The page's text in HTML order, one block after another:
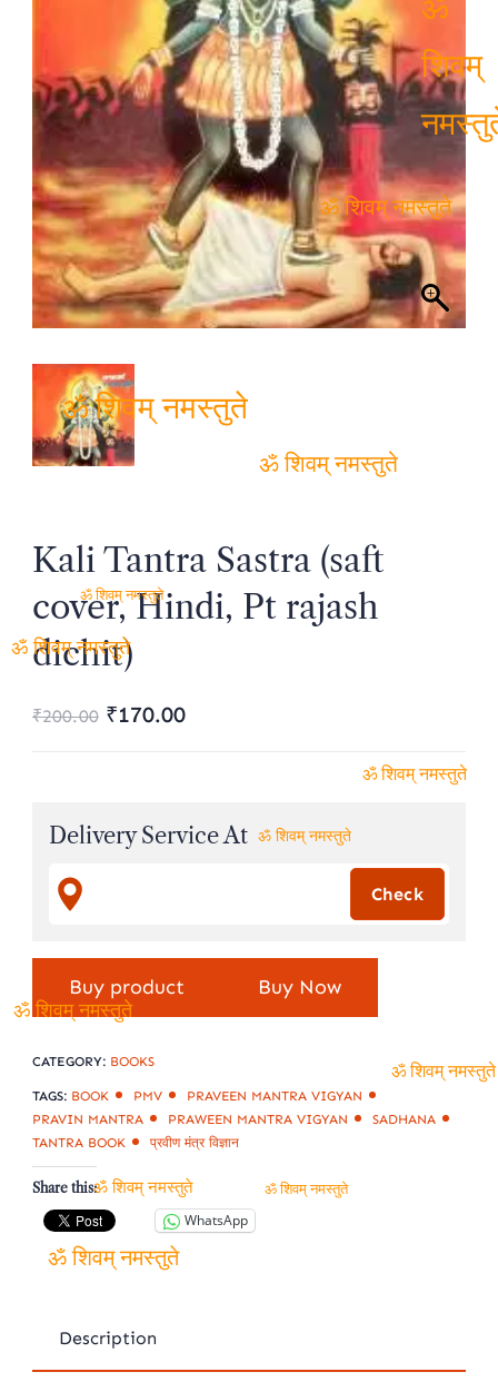
Kali Tantra Sastra (saft
cover, Hindi, Pt rajash
dichit)
₹200.00 Original
₹200.00.
₹170.00Current
₹170.00.
Delivery Service At
Buy product Buy Now
CATEGORY: BOOKS
TAGS: BOOK PMV
PRAVEEN MANTRA VIGYAN
PRAVIN MANTRA
PRAWEEN MANTRA VIGYAN
SADHANA
TANTRA BOOK
प्रवीण मंत्र विज्ञान
Share this:
WhatsApp
Description
ॐ शिवम् नमस्तुते
ॐ
शिवम्
ॐ शिवम् नमस्तुते
ॐ शिवम् नमस्तुते
ॐ शिवम् नमस्तुते
ॐ शिवम् नमस्तुते